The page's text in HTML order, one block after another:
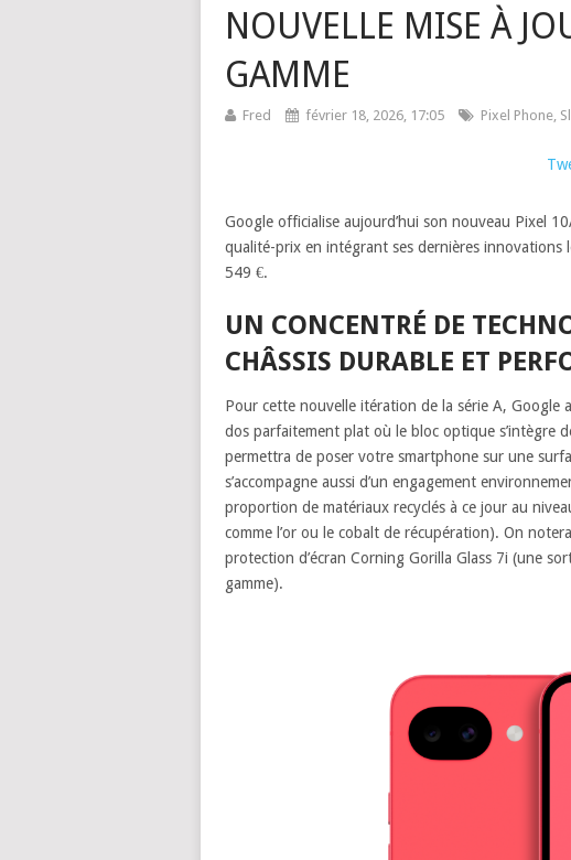
NOUVELLE MISE À
GAMME
Fred février 18, 2026, 17:05 Pixel Phone,
Google officialise aujourd’hui son nouveau Pixel
qualité-prix en intégrant ses dernières
549 €.
UN CONCENTRÉ DE
CHÂSSIS DURABLE ET
Pour cette nouvelle itération de la série A,
dos parfaitement plat où le bloc optique s’intègre
permettra de poser votre smartphone sur une
s’accompagne aussi d’un engagement
proportion de matériaux recyclés à ce jour au
comme l’or ou le cobalt de récupération). On
protection d’écran Corning Gorilla Glass 7i (une
gamme).